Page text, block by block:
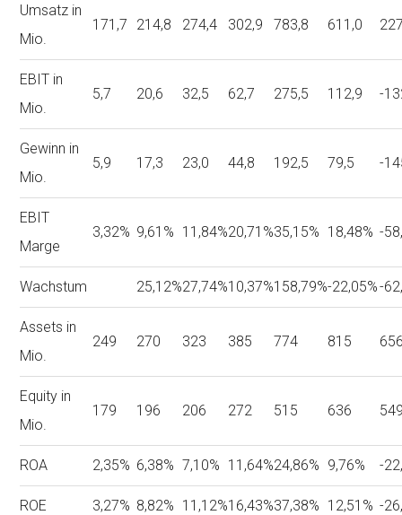
Umsatz in
Mio.
171,7 214,8 274,4 302,9 783,8 611,0
EBIT in
Mio.
5,7 20,6 32,5 62,7 275,5 112,9 -
Gewinn in
Mio.
5,9 17,3 23,0 44,8 192,5 79,5 -
EBIT
Marge
3,32% 9,61% 11,84%20,71%35,15% 18,48% -
Wachstum 25,12%27,74%10,37%158,79%-22,05%-
Assets in
Mio.
249 270 323 385 774 815
Equity in
Mio.
179 196 206 272 515 636
ROA 2,35% 6,38% 7,10% 11,64%24,86% 9,76% -
ROE 3,27% 8,82% 11,12%16,43%37,38% 12,51% -